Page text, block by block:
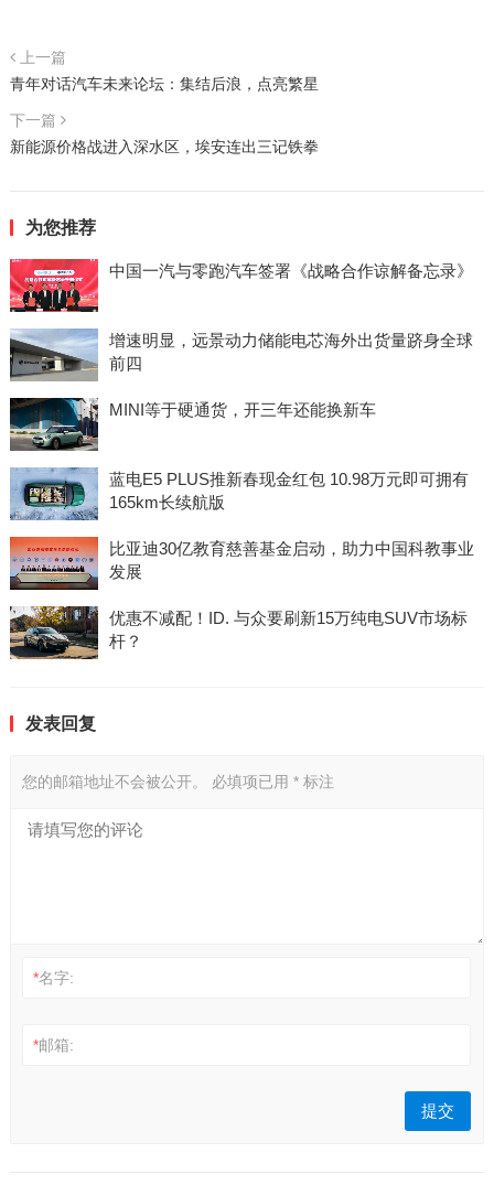
上一篇
青年对话汽车未来论坛：集结后浪，点亮繁星
下一篇
新能源价格战进入深水区，埃安连出三记铁拳
为您推荐
中国一汽与零跑汽车签署《战略合作谅解备忘录》
增速明显，远景动力储能电芯海外出货量跻身全球
前四
MINI等于硬通货，开三年还能换新车
蓝电E5 PLUS推新春现金红包 10.98万元即可拥有
165km长续航版
比亚迪30亿教育慈善基金启动，助力中国科教事业
发展
优惠不减配！ID. 与众要刷新15万纯电SUV市场标
杆？
发表回复
您的邮箱地址不会被公开。 必填项已用 *标注
*名字:
*邮箱: